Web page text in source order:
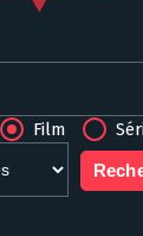
Film